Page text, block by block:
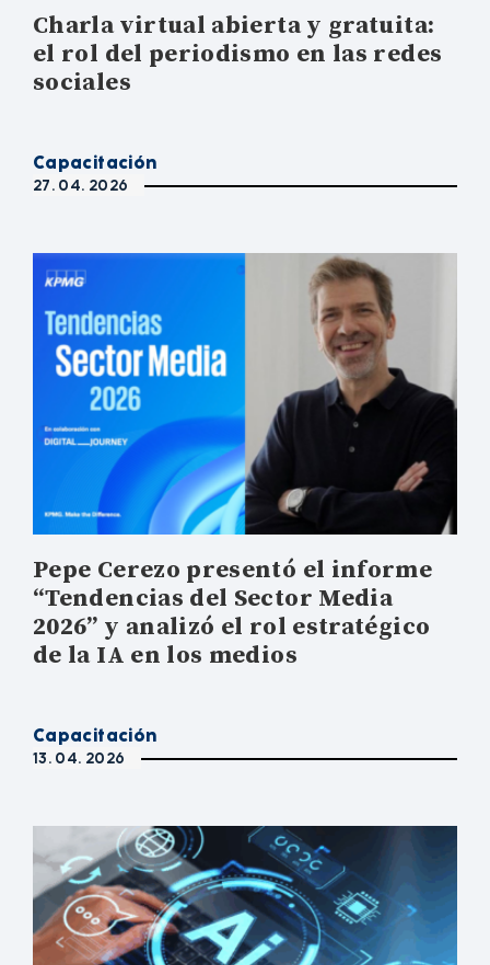
Charla virtual abierta y gratuita:
el rol del periodismo en las redes
sociales
Capacitación
27. 04. 2026
Pepe Cerezo presentó el informe
“Tendencias del Sector Media
2026” y analizó el rol estratégico
de la IA en los medios
Capacitación
13. 04. 2026